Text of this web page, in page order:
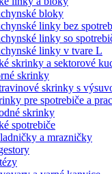
bloky
linky bez
linky so
linky v tvare L
skrinky a sektorové
skrinky
skrinky s
pre spotrebiče a
skrinky
spotrebiče
a mrazničky